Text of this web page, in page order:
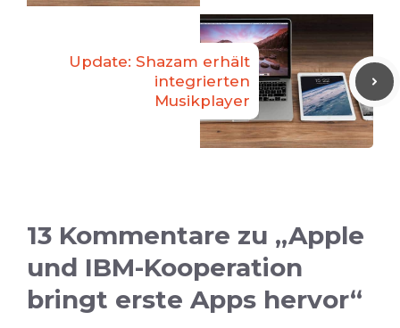
Update: Shazam erhält
integrierten
Musikplayer
13 Kommentare zu „Apple
und IBM-Kooperation
bringt erste Apps hervor“